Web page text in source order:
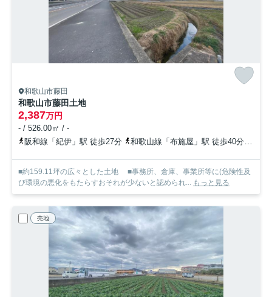
和歌山市藤田
和歌山市藤田土地
2,387万円
- / 526.00㎡ / -
阪和線「紀伊」駅 徒歩27分
和歌山線「布施屋」駅 徒歩40分
■約159.11坪の広々とした土地 ■事務所、倉庫、事業所等に(危険性及
び環境の悪化をもたらすおそれが少ないと認められ... もっと見る
売地